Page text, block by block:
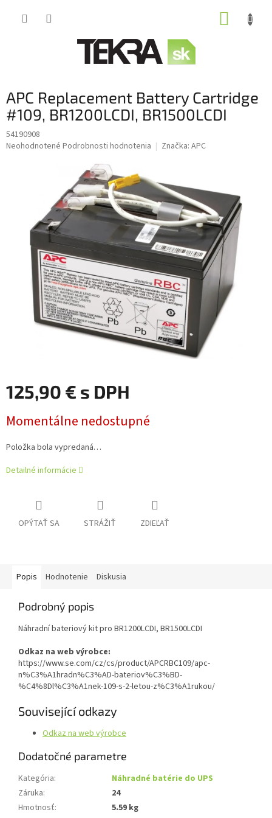
APC Replacement Battery Cartridge
#109, BR1200LCDI, BR1500LCDI
54190908
Priemerné
hviezdičiek.
Neohodnotené Podrobnosti hodnotenia Značka: APC
125,90 € s DPH
cena:
Momentálne nedostupné
Položka bola vypredaná…
Detailné informácie
OPÝTAŤ SA STRÁŽIŤ ZDIEĽAŤ
Popis Hodnotenie Diskusia
Podrobný popis
Náhradní bateriový kit pro BR1200LCDI, BR1500LCDI
Odkaz na web výrobce:
https://www.se.com/cz/cs/product/APCRBC109/apc-
n%C3%A1hradn%C3%AD-bateriov%C3%BD-
%C4%8Dl%C3%A1nek-109-s-2-letou-z%C3%A1rukou/
Související odkazy
Odkaz na web výrobce
Dodatočné parametre
Kategória:
Náhradné batérie do UPS
Záruka:
24
Hmotnosť:
5.59 kg